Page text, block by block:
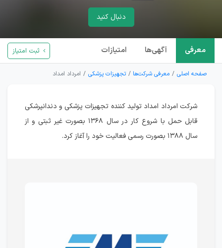
دنبال کنید
معرفی آگهی‌ها امتیازات ثبت امتیاز
صفحه اصلی معرفی شرکت‌ها تجهیزات پزشکی امرداد امداد
شرکت امرداد امداد تولید کننده تجهیزات پزشکی و دندانپرشکی
قابل حمل با شروع کار در سال ۱۳۶۸ بصورت غیر ثبتی و از
سال ۱۳۸۸ بصورت رسمی فعالیت خود را آغاز کرد.